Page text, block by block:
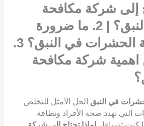
إلى شركة مكافحة
حشرات في النبق؟ | 2. ما ضرورة
شركة مكافحة الحشرات في النبق؟ 3.
شركة مكافحة
في النبق الحل الأمثل للتخلص
التي تهدد صحة الأفراد ونظافة